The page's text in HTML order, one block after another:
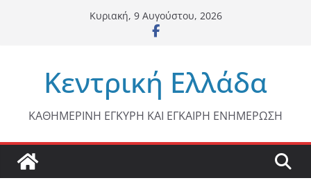
Κυριακή, 9 Αυγούστου, 2026
Κεντρική Ελλάδα
ΚΑΘΗΜΕΡΙΝΗ ΕΓΚΥΡΗ ΚΑΙ ΕΓΚΑΙΡΗ ΕΝΗΜΕΡΩΣΗ